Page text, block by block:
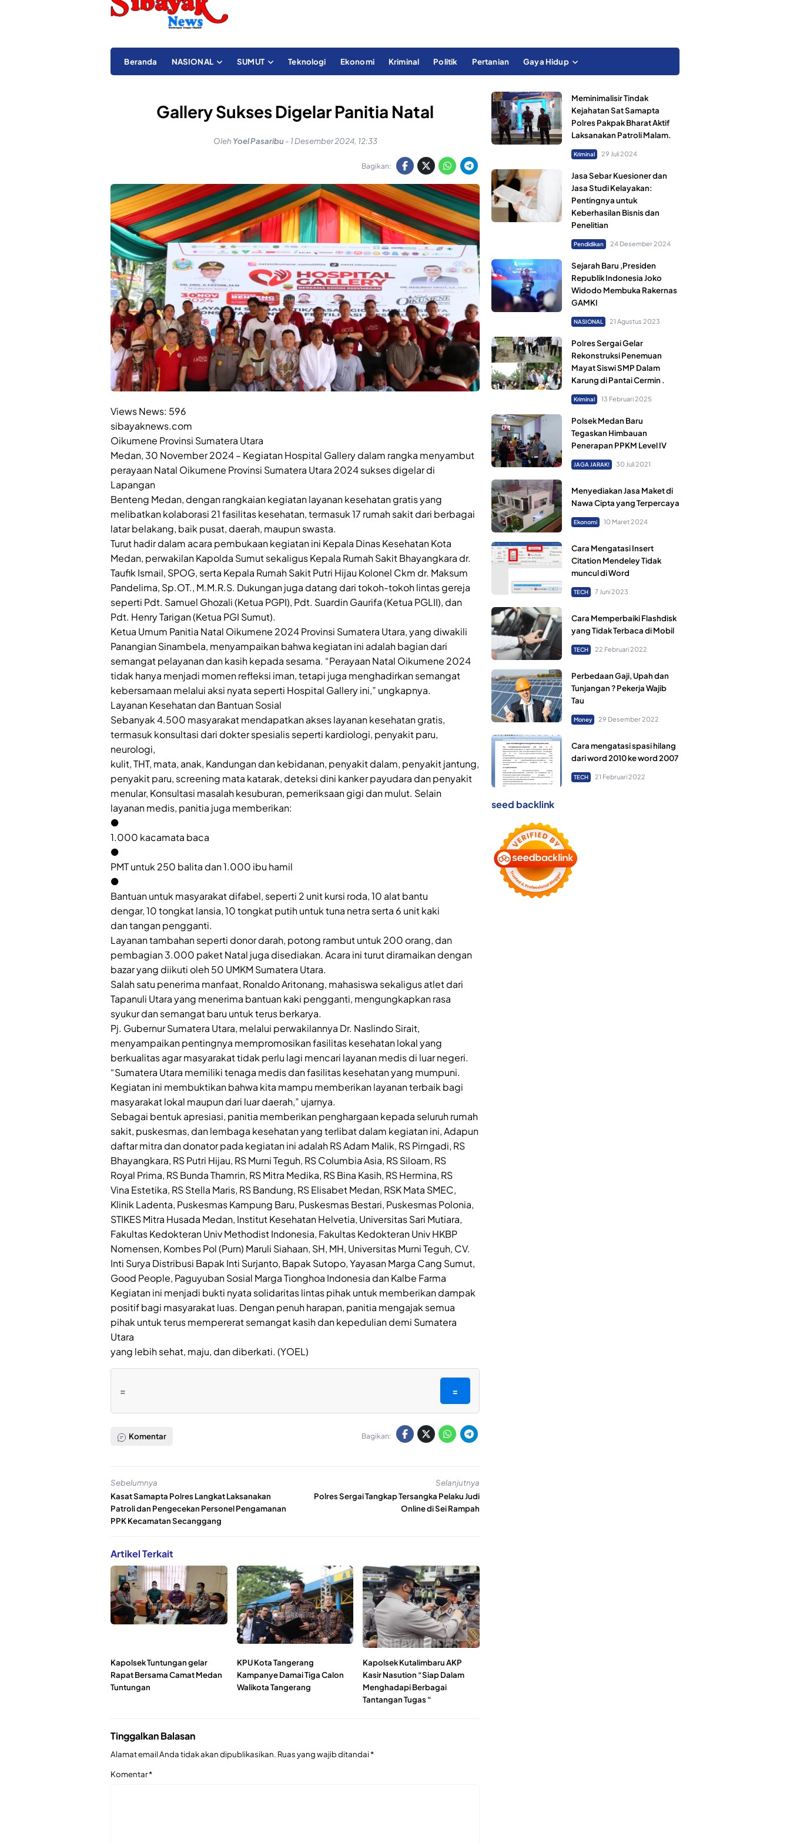
Beranda NASIONAL SUMUT Teknologi Ekonomi Kriminal Politik Pertanian Gaya Hidup
Gallery Sukses Digelar Panitia Natal
Oleh Yoel Pasaribu - 1 Desember 2024, 12:33
Bagikan:
Views News: 596
sibayaknews.com
Oikumene Provinsi Sumatera Utara
Medan, 30 November 2024 – Kegiatan Hospital Gallery dalam rangka menyambut
perayaan Natal Oikumene Provinsi Sumatera Utara 2024 sukses digelar di
Lapangan
Benteng Medan, dengan rangkaian kegiatan layanan kesehatan gratis yang
melibatkan kolaborasi 21 fasilitas kesehatan, termasuk 17 rumah sakit dari berbagai
latar belakang, baik pusat, daerah, maupun swasta.
Turut hadir dalam acara pembukaan kegiatan ini Kepala Dinas Kesehatan Kota
Medan, perwakilan Kapolda Sumut sekaligus Kepala Rumah Sakit Bhayangkara dr.
Taufik Ismail, SPOG, serta Kepala Rumah Sakit Putri Hijau Kolonel Ckm dr. Maksum
Pandelima, Sp.OT., M.M.R.S. Dukungan juga datang dari tokoh-tokoh lintas gereja
seperti Pdt. Samuel Ghozali (Ketua PGPI), Pdt. Suardin Gaurifa (Ketua PGLII), dan
Pdt. Henry Tarigan (Ketua PGI Sumut).
Ketua Umum Panitia Natal Oikumene 2024 Provinsi Sumatera Utara, yang diwakili
Panangian Sinambela, menyampaikan bahwa kegiatan ini adalah bagian dari
semangat pelayanan dan kasih kepada sesama. “Perayaan Natal Oikumene 2024
tidak hanya menjadi momen refleksi iman, tetapi juga menghadirkan semangat
kebersamaan melalui aksi nyata seperti Hospital Gallery ini,” ungkapnya.
Layanan Kesehatan dan Bantuan Sosial
Sebanyak 4.500 masyarakat mendapatkan akses layanan kesehatan gratis,
termasuk konsultasi dari dokter spesialis seperti kardiologi, penyakit paru,
neurologi,
kulit, THT, mata, anak, Kandungan dan kebidanan, penyakit dalam, penyakit jantung,
penyakit paru, screening mata katarak, deteksi dini kanker payudara dan penyakit
menular, Konsultasi masalah kesuburan, pemeriksaan gigi dan mulut. Selain
layanan medis, panitia juga memberikan:
●
1.000 kacamata baca
●
PMT untuk 250 balita dan 1.000 ibu hamil
●
Bantuan untuk masyarakat difabel, seperti 2 unit kursi roda, 10 alat bantu
dengar, 10 tongkat lansia, 10 tongkat putih untuk tuna netra serta 6 unit kaki
dan tangan pengganti.
Layanan tambahan seperti donor darah, potong rambut untuk 200 orang, dan
pembagian 3.000 paket Natal juga disediakan. Acara ini turut diramaikan dengan
bazar yang diikuti oleh 50 UMKM Sumatera Utara.
Salah satu penerima manfaat, Ronaldo Aritonang, mahasiswa sekaligus atlet dari
Tapanuli Utara yang menerima bantuan kaki pengganti, mengungkapkan rasa
syukur dan semangat baru untuk terus berkarya.
Pj. Gubernur Sumatera Utara, melalui perwakilannya Dr. Naslindo Sirait,
menyampaikan pentingnya mempromosikan fasilitas kesehatan lokal yang
berkualitas agar masyarakat tidak perlu lagi mencari layanan medis di luar negeri.
“Sumatera Utara memiliki tenaga medis dan fasilitas kesehatan yang mumpuni.
Kegiatan ini membuktikan bahwa kita mampu memberikan layanan terbaik bagi
masyarakat lokal maupun dari luar daerah,” ujarnya.
Sebagai bentuk apresiasi, panitia memberikan penghargaan kepada seluruh rumah
sakit, puskesmas, dan lembaga kesehatan yang terlibat dalam kegiatan ini, Adapun
daftar mitra dan donator pada kegiatan ini adalah RS Adam Malik, RS Pirngadi, RS
Bhayangkara, RS Putri Hijau, RS Murni Teguh, RS Columbia Asia, RS Siloam, RS
Royal Prima, RS Bunda Thamrin, RS Mitra Medika, RS Bina Kasih, RS Hermina, RS
Vina Estetika, RS Stella Maris, RS Bandung, RS Elisabet Medan, RSK Mata SMEC,
Klinik Ladenta, Puskesmas Kampung Baru, Puskesmas Bestari, Puskesmas Polonia,
STIKES Mitra Husada Medan, Institut Kesehatan Helvetia, Universitas Sari Mutiara,
Fakultas Kedokteran Univ Methodist Indonesia, Fakultas Kedokteran Univ HKBP
Nomensen, Kombes Pol (Purn) Maruli Siahaan, SH, MH, Universitas Murni Teguh, CV.
Inti Surya Distribusi Bapak Inti Surjanto, Bapak Sutopo, Yayasan Marga Cang Sumut,
Good People, Paguyuban Sosial Marga Tionghoa Indonesia dan Kalbe Farma
Kegiatan ini menjadi bukti nyata solidaritas lintas pihak untuk memberikan dampak
positif bagi masyarakat luas. Dengan penuh harapan, panitia mengajak semua
pihak untuk terus mempererat semangat kasih dan kepedulian demi Sumatera
Utara
yang lebih sehat, maju, dan diberkati. (YOEL)
= =
Komentar Bagikan:
Sebelumnya
Kasat Samapta Polres Langkat Laksanakan
Patroli dan Pengecekan Personel Pengamanan
PPK Kecamatan Secanggang
Selanjutnya
Polres Sergai Tangkap Tersangka Pelaku Judi
Online di Sei Rampah
Artikel Terkait
Kapolsek Tuntungan gelar
Rapat Bersama Camat Medan
Tuntungan
KPU Kota Tangerang
Kampanye Damai Tiga Calon
Walikota Tangerang
Kapolsek Kutalimbaru AKP
Kasir Nasution “Siap Dalam
Menghadapi Berbagai
Tantangan Tugas “
Tinggalkan Balasan
Alamat email Anda tidak akan dipublikasikan. Ruas yang wajib ditandai*
Komentar*
Meminimalisir Tindak
Kejahatan Sat Samapta
Polres Pakpak Bharat Aktif
Laksanakan Patroli Malam.
Kriminal 29 Juli 2024
Jasa Sebar Kuesioner dan
Jasa Studi Kelayakan:
Pentingnya untuk
Keberhasilan Bisnis dan
Penelitian
Pendidikan 24 Desember 2024
Sejarah Baru ,Presiden
Republik Indonesia Joko
Widodo Membuka Rakernas
GAMKI
NASIONAL 21 Agustus 2023
Polres Sergai Gelar
Rekonstruksi Penemuan
Mayat Siswi SMP Dalam
Karung di Pantai Cermin .
Kriminal 13 Februari 2025
Polsek Medan Baru
Tegaskan Himbauan
Penerapan PPKM Level IV
JAGA JARAK! 30 Juli 2021
Menyediakan Jasa Maket di
Nawa Cipta yang Terpercaya
Ekonomi 10 Maret 2024
Cara Mengatasi Insert
Citation Mendeley Tidak
muncul di Word
TECH 7 Juni 2023
Cara Memperbaiki Flashdisk
yang Tidak Terbaca di Mobil
TECH 22 Februari 2022
Perbedaan Gaji, Upah dan
Tunjangan ? Pekerja Wajib
Tau
Money 29 Desember 2022
Cara mengatasi spasi hilang
dari word 2010 ke word 2007
TECH 21 Februari 2022
seed backlink